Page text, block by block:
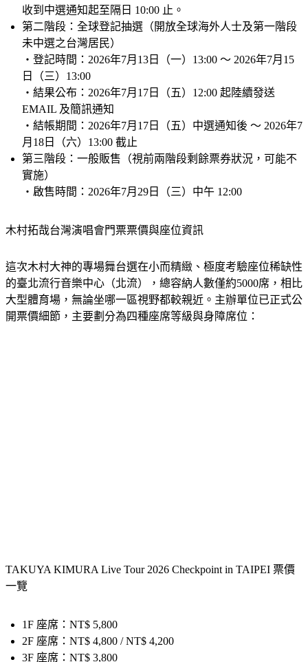
收到中選通知起至隔日 10:00 止。
第二階段：全球登記抽選（開放全球海外人士及第一階段
未中選之台灣居民）
・登記時間：2026年7月13日（一）13:00 ～ 2026年7月15
日（三）13:00
・結果公布：2026年7月17日（五）12:00 起陸續發送
EMAIL 及簡訊通知
・結帳期間：2026年7月17日（五）中選通知後 ～ 2026年7
月18日（六）13:00 截止
第三階段：一般販售（視前兩階段剩餘票券狀況，可能不
實施）
・啟售時間：2026年7月29日（三）中午 12:00
木村拓哉台灣演唱會門票票價與座位資訊
這次木村大神的專場舞台選在小而精緻、極度考驗座位稀缺性
的臺北流行音樂中心（北流），總容納人數僅約5000席，相比
大型體育場，無論坐哪一區視野都較親近。主辦單位已正式公
開票價細節，主要劃分為四種座席等級與身障席位：
TAKUYA KIMURA Live Tour 2026 Checkpoint in TAIPEI 票價
一覽
1F 座席： NT$ 5,800
2F 座席： NT$ 4,800 / NT$ 4,200
3F 座席： NT$ 3,800